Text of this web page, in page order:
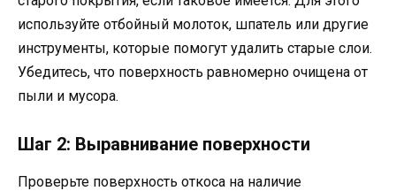
используйте отбойный молоток, шпатель или другие
инструменты, которые помогут удалить старые слои.
Убедитесь, что поверхность равномерно очищена от
пыли и мусора.
Шаг 2: Выравнивание поверхности
Проверьте поверхность откоса на наличие